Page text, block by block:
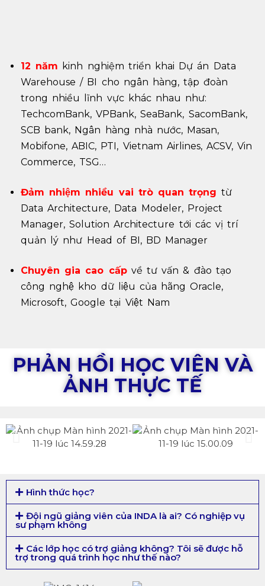
12 năm kinh nghiệm triển khai Dự án Data
Warehouse / BI cho ngân hàng, tập đoàn
trong nhiều lĩnh vực khác nhau như:
TechcomBank, VPBank, SeaBank, SacomBank,
SCB bank, Ngân hàng nhà nước, Masan,
Mobifone, ABIC, PTI, Vietnam Airlines, ACSV, Vin
Commerce, TSG…
Đảm nhiệm nhiều vai trò quan trọng từ
Data Architecture, Data Modeler, Project
Manager, Solution Architecture tới các vị trí
quản lý như Head of BI, BD Manager
Chuyên gia cao cấpvề tư vấn & đào tạo
công nghệ kho dữ liệu của hãng Oracle,
Microsoft, Google tại Việt Nam
PHẢN HỒI HỌC VIÊN VÀ
ẢNH THỰC TẾ
Hình thức học?
Đội ngũ giảng viên của INDA là ai? Có nghiệp vụ
sư phạm không
Các lớp học có trợ giảng không? Tôi sẽ được hỗ
trợ trong quá trình học như thế nào?